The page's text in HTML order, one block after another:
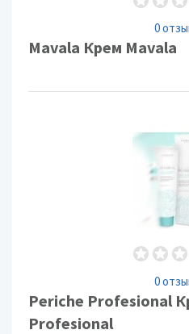
0
Mavala Крем Mavala
0
Periche Profesional
Profesional